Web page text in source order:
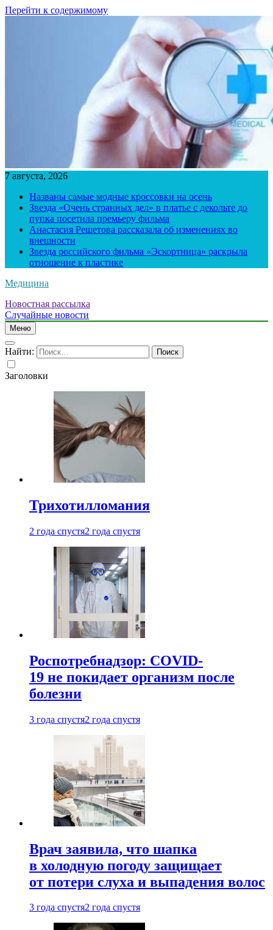
Перейти к содержимому
7 августа, 2026
Названы самые модные кроссовки на осень
Звезда «Очень странных дел» в платье с декольте до
пупка посетила премьеру фильма
Анастасия Решетова рассказала об изменениях во
внешности
Звезда российского фильма «Эскортница» раскрыла
отношение к пластике
Медицина
Новостная рассылка
Случайные новости
Меню
Найти:
Заголовки
Трихотилломания
2 года спустя2 года спустя
Роспотребнадзор: COVID-
19 не покидает организм после
болезни
3 года спустя2 года спустя
Врач заявила, что шапка
в холодную погоду защищает
от потери слуха и выпадения волос
3 года спустя2 года спустя